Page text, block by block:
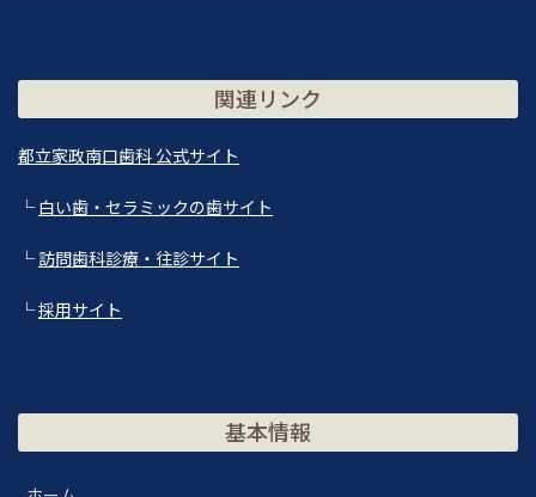
関連リンク
都立家政南口歯科 公式サイト
└白い歯・セラミックの歯サイト
└訪問歯科診療・往診サイト
└採用サイト
基本情報